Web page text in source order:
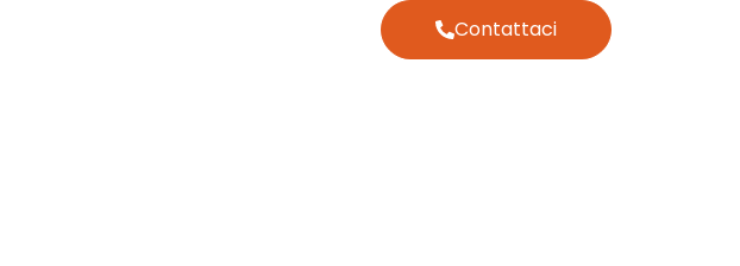
Contattaci